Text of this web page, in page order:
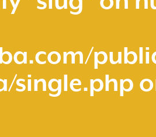
single.php